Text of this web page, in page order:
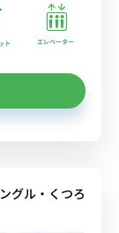
ト
エレベーター
グル・くつろ